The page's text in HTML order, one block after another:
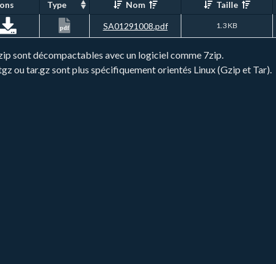
Type Nom Taille
pdf SA01291008.pdf 1.3 KB
sont décompactables avec un logiciel comme 7zip.
ou tar.gz sont plus spécifiquement orientés Linux (Gzip et Tar).